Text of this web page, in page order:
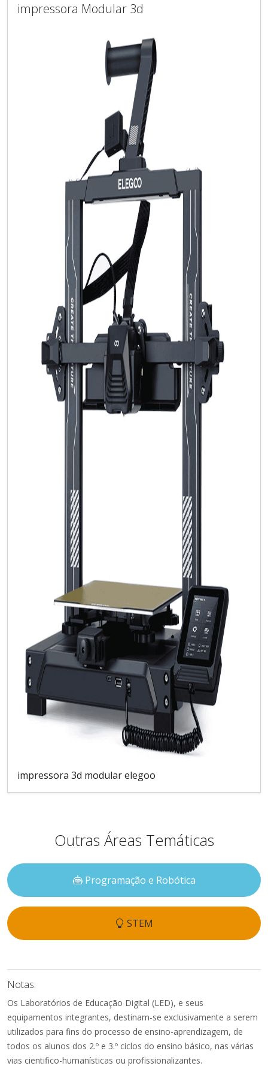
impressora Modular 3d
impressora 3d modular elegoo
Outras Áreas Temáticas
Programação e Robótica
STEM
Notas:
Os Laboratórios de Educação Digital (LED), e seus
equipamentos integrantes, destinam-se exclusivamente a serem
utilizados para fins do processo de ensino-aprendizagem, de
todos os alunos dos 2.º e 3.º ciclos do ensino básico, nas várias
vias cientifico-humanísticas ou profissionalizantes.